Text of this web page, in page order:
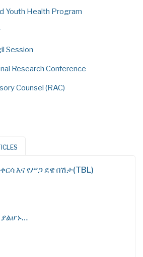
Youth Health Program
Session
Research Conference
Counsel (RAC)
እና የሥጋ ደዌ በሽታ(TBL)